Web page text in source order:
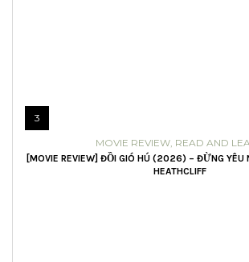
3
MOVIE REVIEW, READ AND
[MOVIE REVIEW] ĐỒI GIÓ HÚ (2026) – ĐỪNG YÊU
HEATHCLIFF